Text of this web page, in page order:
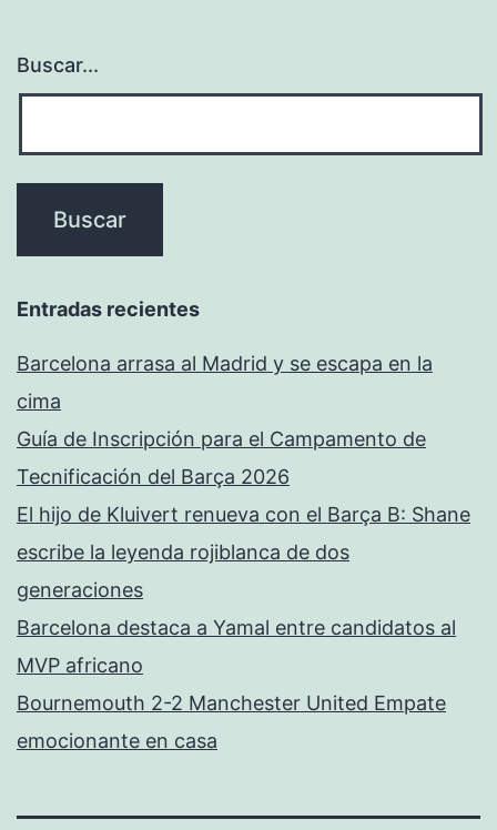
Buscar...
Entradas recientes
Barcelona arrasa al Madrid y se escapa en la
cima
Guía de Inscripción para el Campamento de
Tecnificación del Barça 2026
El hijo de Kluivert renueva con el Barça B: Shane
escribe la leyenda rojiblanca de dos
generaciones
Barcelona destaca a Yamal entre candidatos al
MVP africano
Bournemouth 2-2 Manchester United Empate
emocionante en casa